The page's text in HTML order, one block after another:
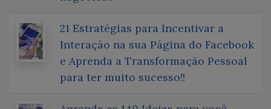
21 Estratégias para Incentivar a
Interação na sua Página do Facebook
e Aprenda a Transformação Pessoal
para ter muito sucesso!!